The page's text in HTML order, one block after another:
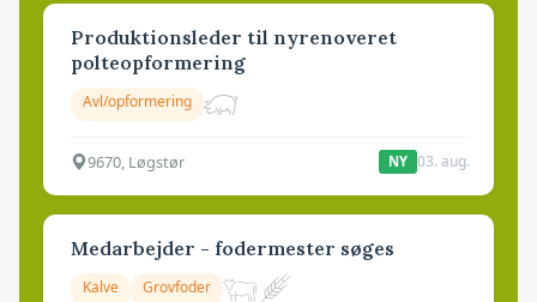
Produktionsleder til nyrenoveret
polteopformering
Avl/opformering
9670, Løgstør NY 03. aug.
Medarbejder - fodermester søges
Kalve Grovfoder